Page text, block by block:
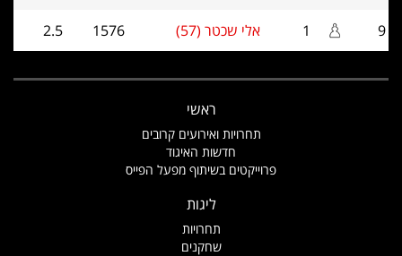
9
1 אלי שכטר (57) 1576
2.5
ראשי
תחרויות ואירועים קרובים
חדשות האיגוד
פרוייקטים בשיתוף מפעל הפייס
ליגות
תחרויות
שחקנים